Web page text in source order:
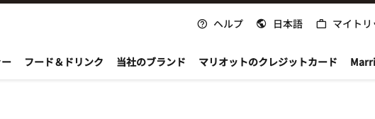
ヘルプ 日本語 マイト
フード＆ドリンク 当社のブランド マリオットのクレジットカード